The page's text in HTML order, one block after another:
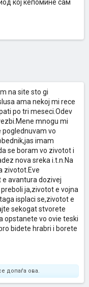
да направите табела
би можеле инстант да
е тоа што ве прави
себе си како го
или се напуштате
кој ќепомине сам
na site sto gi
ama nekoj mi rece
po tri meseci.Odev
mnogu mi
poglednuvam vo
imam
se boram vo zivotot i
nova sreka i.t.n.Na
zivotot.Eve
avantura dozivej
ja,zivotot e vojna
isplaci se,zivotot e
sekogat stvorete
opstanete vo ovie teski
bidete hrabri i borete
допаѓа ова.